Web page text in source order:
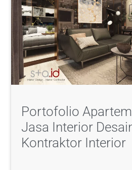
Portofolio
Jasa Interior
Kontraktor Interior